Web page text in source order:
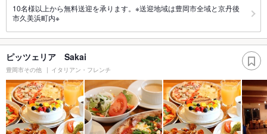
10名様以上から無料送迎を承ります。※送迎地域は豊岡市全域と京丹後
市久美浜町内※
ピッツェリア Sakai
豊岡市その他 イタリアン・フレンチ